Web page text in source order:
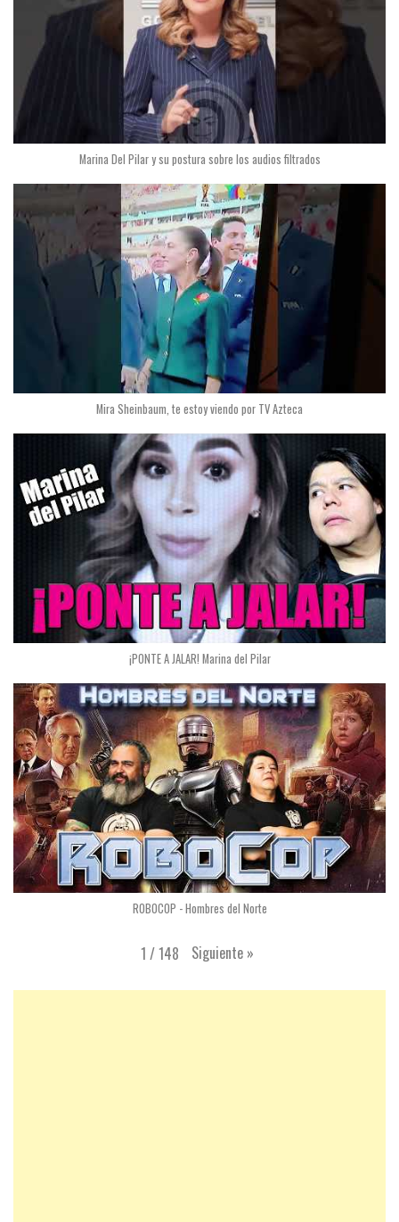
Marina Del Pilar y su postura sobre los audios filtrados
Mira Sheinbaum, te estoy viendo por TV Azteca
¡PONTE A JALAR! Marina del Pilar
ROBOCOP - Hombres del Norte
1 /148 Siguiente »